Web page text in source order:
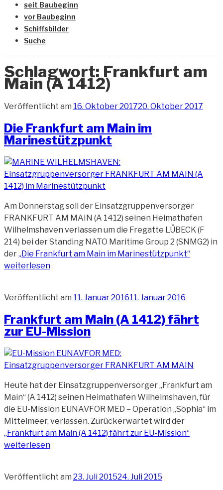
seit Baubeginn
vor Baubeginn
Schiffsbilder
Suche
Schlagwort: Frankfurt am
Main (A 1412)
Veröffentlicht am 16. Oktober 201720. Oktober 2017
Die Frankfurt am Main im
Marinestützpunkt
Am Donnerstag soll der Einsatzgruppenversorger
FRANKFURT AM MAIN (A 1412) seinen Heimathafen
Wilhelmshaven verlassen um die Fregatte LÜBECK (F
214) bei der Standing NATO Maritime Group 2 (SNMG2) in
der„Die Frankfurt am Main im Marinestützpunkt“
weiterlesen
Veröffentlicht am 11. Januar 201611. Januar 2016
Frankfurt am Main (A 1412) fährt
zur EU-Mission
Heute hat der Einsatzgruppenversorger „Frankfurt am
Main“ (A 1412) seinen Heimathafen Wilhelmshaven, für
die EU-Mission EUNAVFOR MED – Operation „Sophia“ im
Mittelmeer, verlassen. Zurückerwartet wird der
„Frankfurt am Main (A 1412) fährt zur EU-Mission“
weiterlesen
Veröffentlicht am 23. Juli 201524. Juli 2015